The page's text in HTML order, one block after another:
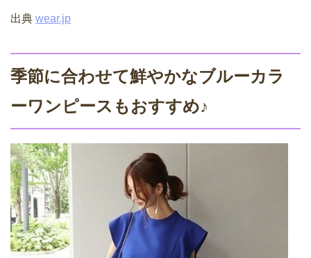
出典 wear.jp
季節に合わせて鮮やかなブルーカラ
ーワンピースもおすすめ♪